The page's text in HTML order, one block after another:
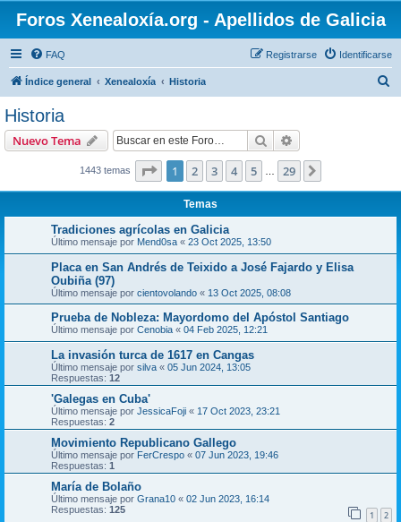
Foros Xenealoxía.org - Apellidos de Galicia
FAQ Identificarse
Registrarse
Índice general Xenealoxía Historia
Historia
Nuevo Tema Buscar
1443 temas Página de 29
1 2 3 4 5 29
Temas
Tradiciones agrícolas en Galicia
Último mensaje por Mend0sa « 23 Oct 2025, 13:50
Placa en San Andrés de Teixido a José Fajardo y Elisa
Oubiña (97)
Último mensaje por cientovolando « 13 Oct 2025, 08:08
Prueba de Nobleza: Mayordomo del Apóstol Santiago
Último mensaje por Cenobia « 04 Feb 2025, 12:21
La invasión turca de 1617 en Cangas
Último mensaje por silva « 05 Jun 2024, 13:05
Respuestas: 12
'Galegas en Cuba'
Último mensaje por JessicaFoji « 17 Oct 2023, 23:21
Respuestas: 2
Movimiento Republicano Gallego
Último mensaje por FerCrespo « 07 Jun 2023, 19:46
Respuestas: 1
María de Bolaño
Último mensaje por Grana10 « 02 Jun 2023, 16:14
Respuestas: 125 1 2